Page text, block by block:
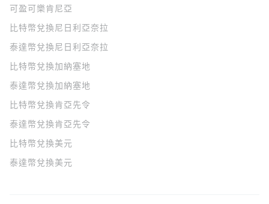
可盈可樂肯尼亞
比特幣兌換尼日利亞奈拉
泰達幣兌換尼日利亞奈拉
比特幣兌換加納塞地
泰達幣兌換加納塞地
比特幣兌換肯亞先令
泰達幣兌換肯亞先令
比特幣兌換美元
泰達幣兌換美元